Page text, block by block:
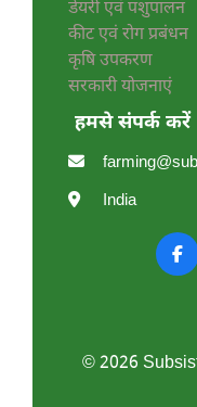
डेयरी एवं पशुपालन
कीट एवं रोग प्रबंधन
कृषि उपकरण
सरकारी योजनाएं
हमसे संपर्क करें
India
© 2026